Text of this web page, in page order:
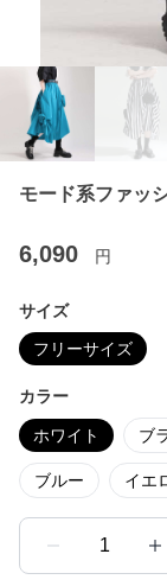
モード系ファッ
6,090 円
サイズ
フリーサイズ
カラー
ホワイト ブ
ブルー イエ
1